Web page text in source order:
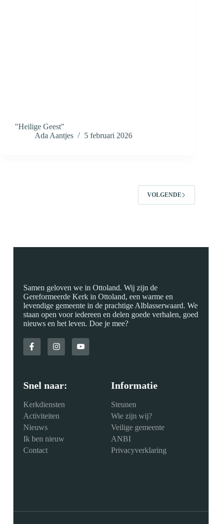
"Heilige Geest"
Ada Aantjes
5 februari 2026
VOLGENDE
Samen geloven we in Ottoland. Wij zijn de
Gereformeerde Kerk in Ottoland, een warme en
levendige gemeente in de prachtige Alblasserwaard. We
staan open voor iedereen en delen goede verhalen, goed
nieuws en het leven. Doe je mee?
Snel naar:
Kerkdiensten
Activiteiten
Nieuws
Ik ben nieuw
Contact
Informatie
Steunen
Wie zijn wij?
Veilige gemeente
ANBI
Privacyverklaring